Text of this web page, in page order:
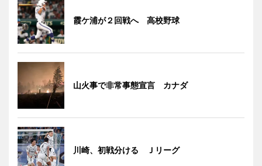
霞ケ浦が２回戦へ 高校野球
山火事で非常事態宣言 カナダ
川崎、初戦分ける Ｊリーグ